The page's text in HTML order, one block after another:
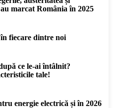
marcat România în 2025
fiecare dintre noi
ce le-ai întâlnit?
tale!
energie electrică și în 2026